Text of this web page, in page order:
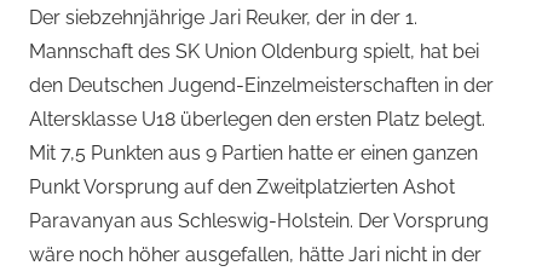
Wagner
Der siebzehnjährige Jari Reuker, der in der 1.
Mannschaft des SK Union Oldenburg spielt, hat bei
den Deutschen Jugend-Einzelmeisterschaften in der
Altersklasse U18 überlegen den ersten Platz belegt.
Mit 7,5 Punkten aus 9 Partien hatte er einen ganzen
Punkt Vorsprung auf den Zweitplatzierten Ashot
Paravanyan aus Schleswig-Holstein. Der Vorsprung
wäre noch höher ausgefallen, hätte Jari nicht in der